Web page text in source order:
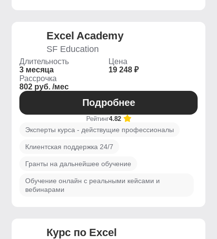
Excel Academy
SF Education
Длительность
3 месяца
Цена
19 248 ₽
Рассрочка
802 руб. /мес
Подробнее
Рейтинг4.82
Эксперты курса - действущие профессионалы
Клиентская поддержка 24/7
Гранты на дальнейшее обучение
Обучение онлайн с реальными кейсами и
вебинарами
Курс по Excel